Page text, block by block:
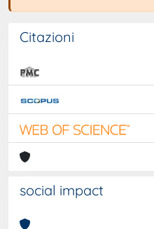
Citazioni
social impact